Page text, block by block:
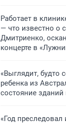
Работает в
— что известно о
Дмитриенко,
концерте в
«Выглядит, будто
ребенка из
состояние
«Год